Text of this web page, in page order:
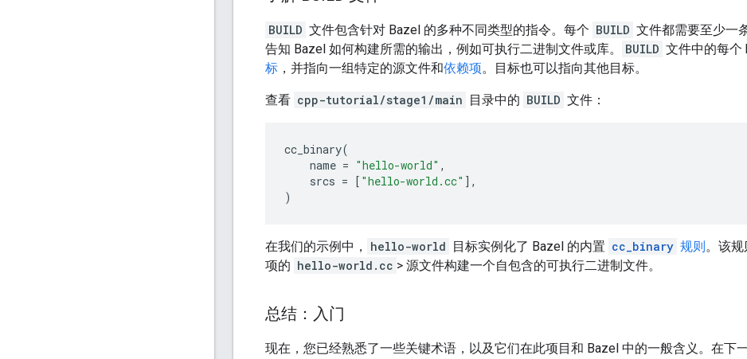
BUILD 文件包含针对 Bazel 的多种不同类型的指令。每个 BUILD 文件都需要至少一
告知 Bazel 如何构建所需的输出，例如可执行二进制文件或库。
BUILD 文件中的每个
标 ，并指向一组特定的源文件和依赖项。目标也可以指向其他目标。
查看 cpp-tutorial/stage1/main 目录中的 BUILD 文件：
cc_binary(
name = "hello-world" ,
srcs = [ "hello-world.cc" ],
)
在我们的示例中， hello-world 目标实例化了 Bazel 的内置 cc_binary 规则。该
项的 hello-world.cc > 源文件构建一个自包含的可执行二进制文件。
总结：入门
现在，您已经熟悉了一些关键术语，以及它们在此项目和 Bazel 中的一般含义。在下